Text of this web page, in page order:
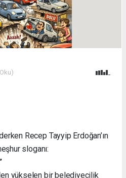
Recep Tayyip Erdoğan’ın
sloganı:
yükselen bir belediyecilik